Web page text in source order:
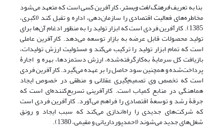
بنا به تعریففرهنگ لغت وبستر، کارآفرین کسی است که متعهد می‌شود
مخاطره‌های فعالیت اقتصادی را سازمان‌دهی، اداره و تقبل کند (اکبری،
1385). کارآفرین فردی است که ابزار تولید را به منظور ادغام آن‌ها برای
تولید محصولات قابل عرضه به بازار توسعه می‌دهد. کارآفرین عاملی
است که تمام ابزار تولید را ترکیب می‌کند و مسئولیت ارزش تولیدات،
بازیافت کل سرمایۀ به‌کارگرفته‌شده، ارزش دستمزدها، بهره و اجارۀ
پرداخت‌شده و همچنین سود حاصل را بر عهده می‌گیرد. کارآفرین فردی
است که تخصص وی تصمیم‌گیری عقلانی و منطقی در خصوص ایجاد
هماهنگی در منابع کمیاب است. کارآفرینی تسریع‌کننده‌ای است که
جرقۀ رشد و توسعۀ اقتصادی را فراهم می‌آورد. کارآفرین فردی است
که شرکت‌های جدیدی را راه‌اندازی می‌کند که سبب ایجاد و رونق
شغل‌های جدید می‌شوند (احمدپورداریانی و مقیمی، 1380).